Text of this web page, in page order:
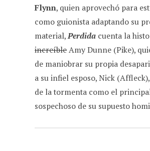
Flynn, quien aprovechó para
como guionista adaptando su
material,Perdida cuenta la
increíbleAmy Dunne (Pike),
de maniobrar su propia
a su infiel esposo, Nick
de la tormenta como el
sospechoso de su supuesto